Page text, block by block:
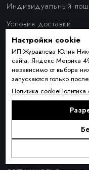
Индивидуальный
Условия доставки
Оплата и рассрочка
Обмен и возврат
Контакты
О КОМПАНИИ
О нас
ПОДПИСКА
Новинки сезона, акции
Я ДАЮ СОГЛАСИЕ НА
СОГЛАШАЮСЬ С
Настройки cookie
ИП Журавлева Юлия
сайта. Яндекс Метрика
независимо от выбора
запускаются только
Политика cookieПолитика